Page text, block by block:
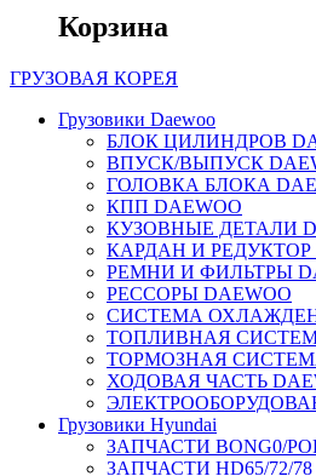
Корзина
ГРУЗОВАЯ КОРЕЯ
Грузовики Daewoo
БЛОК ЦИЛИНДРОВ
ВПУСК/ВЫПУСК
ГОЛОВКА БЛОКА
КПП DAEWOO
КУЗОВНЫЕ ДЕТАЛИ
КАРДАН И РЕДУКТОР
РЕМНИ И ФИЛЬТРЫ
РЕССОРЫ DAEWOO
СИСТЕМА
ТОПЛИВНАЯ
ТОРМОЗНАЯ
ХОДОВАЯ ЧАСТЬ
Грузовики Hyundai
ЗАПЧАСТИ BONG0/
ЗАПЧАСТИ HD65/72/78